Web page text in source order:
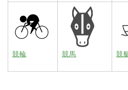
競輪 競馬 競